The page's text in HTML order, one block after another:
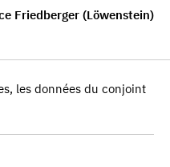
Friedberger (Löwenstein)
les données du conjoint